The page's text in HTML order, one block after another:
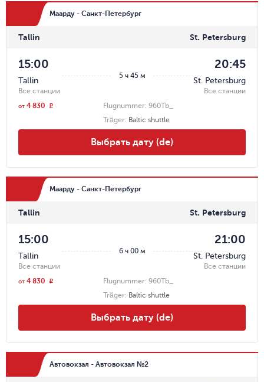
Маарду - Санкт-Петербург
Tallin St. Petersburg
5 ч 45 м
15:00
Tallin
Все станции
20:45
St. Petersburg
Все станции
Flugnummer: 960Tb_
Träger: Baltic shuttle
от 4 830 r
Выбрать дату (de)
Маарду - Санкт-Петербург
Tallin St. Petersburg
6 ч 00 м
15:00
Tallin
Все станции
21:00
St. Petersburg
Все станции
Flugnummer: 960Tb_
Träger: Baltic shuttle
от 4 830 r
Выбрать дату (de)
Автовокзал - Автовокзал №2